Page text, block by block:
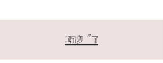
ד׳ ערב